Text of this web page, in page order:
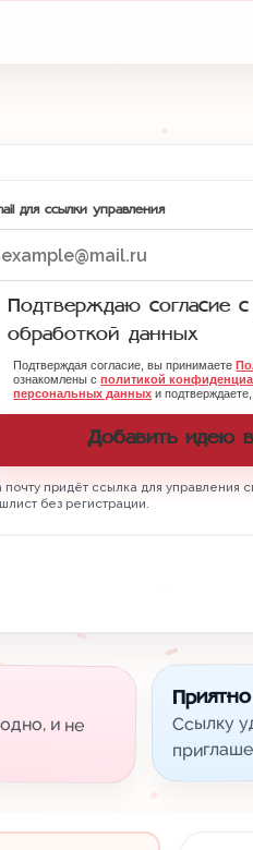
для ссылки управления
Подтверждаю согласие
обработкой данных
Подтверждая согласие, вы принимаете
ознакомлены сполитикой
персональных данных и
Добавить идею
почту придёт ссылка для управления
без регистрации.
и не Ссылку